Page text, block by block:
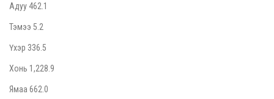
Адуу 462.1
Тэмээ 5.2
Үхэр 336.5
Хонь 1,228.9
Ямаа 662.0